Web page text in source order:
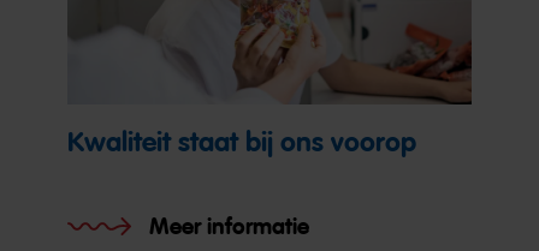
Kwaliteit staat bij ons voorop
Meer informatie